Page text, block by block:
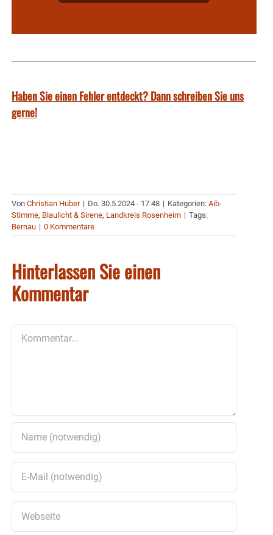
Haben Sie einen Fehler entdeckt? Dann schreiben Sie uns
gerne!
Von Christian Huber | Do. 30.5.2024 - 17:48 | Kategorien: Aib-
Stimme, Blaulicht & Sirene, Landkreis Rosenheim | Tags:
Bernau | 0 Kommentare
Hinterlassen Sie einen
Kommentar